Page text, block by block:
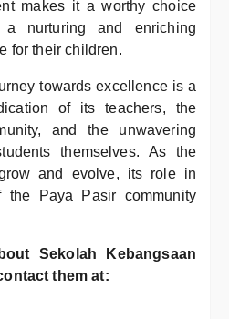
makes it a worthy choice
nurturing and enriching
for their children.
towards excellence is a
of its teachers, the
and the unwavering
themselves. As the
and evolve, its role in
the Paya Pasir community
Sekolah Kebangsaan
them at: